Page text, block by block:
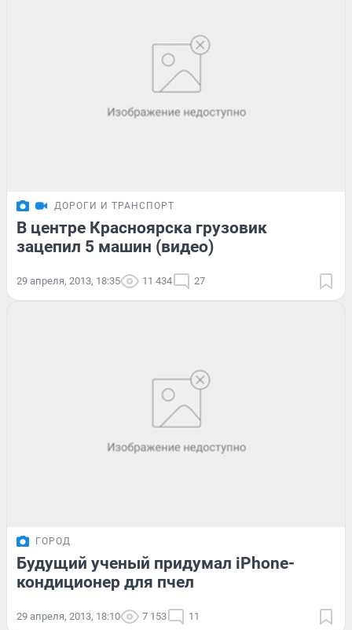
ДОРОГИ И ТРАНСПОРТ
В центре Красноярска грузовик
зацепил 5 машин (видео)
29 апреля, 2013, 18:35 11 434 27
ГОРОД
Будущий ученый придумал iPhone-
кондиционер для пчел
29 апреля, 2013, 18:10 7 153 11